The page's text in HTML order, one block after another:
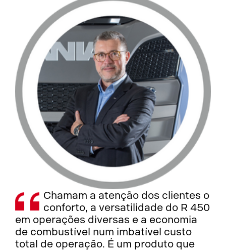
Chamam a atenção dos clientes o
conforto, a versatilidade do R 450
em operações diversas e a economia
de combustível num imbatível custo
total de operação. É um produto que